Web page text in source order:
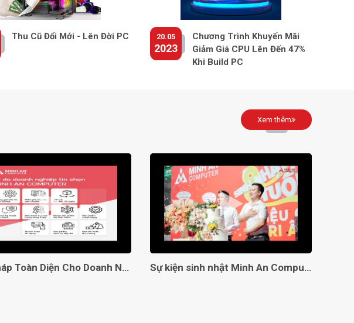
Thu Cũ Đổi Mới - Lên Đời PC 20.05
2023
Chương Trình Khuyến Mãi
Giảm Giá CPU Lên Đến 47%
Khi Build PC
Xem thêm
Giải Pháp Toàn Diện Cho Doanh Nghiệp Với Minh An Computer! Sự kiện sinh nhật Minh An Computer 8 tuổi